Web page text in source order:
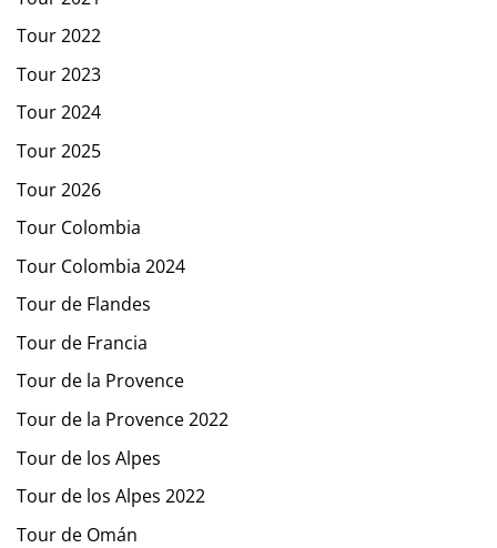
Tour 2022
Tour 2023
Tour 2024
Tour 2025
Tour 2026
Tour Colombia
Tour Colombia 2024
Tour de Flandes
Tour de Francia
Tour de la Provence
Tour de la Provence 2022
Tour de los Alpes
Tour de los Alpes 2022
Tour de Omán